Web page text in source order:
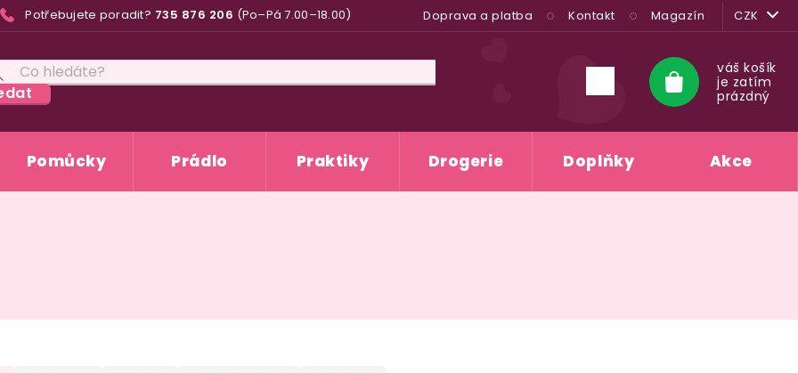
Potřebujete poradit? 735 876 206 (Po–Pá 7.00–18.00) Doprava a platba Kontakt Magazín CZK
Nákupní
košík
váš košík
je zatím
prázdný
Pomůcky Prádlo Praktiky Drogerie Doplňky Akce